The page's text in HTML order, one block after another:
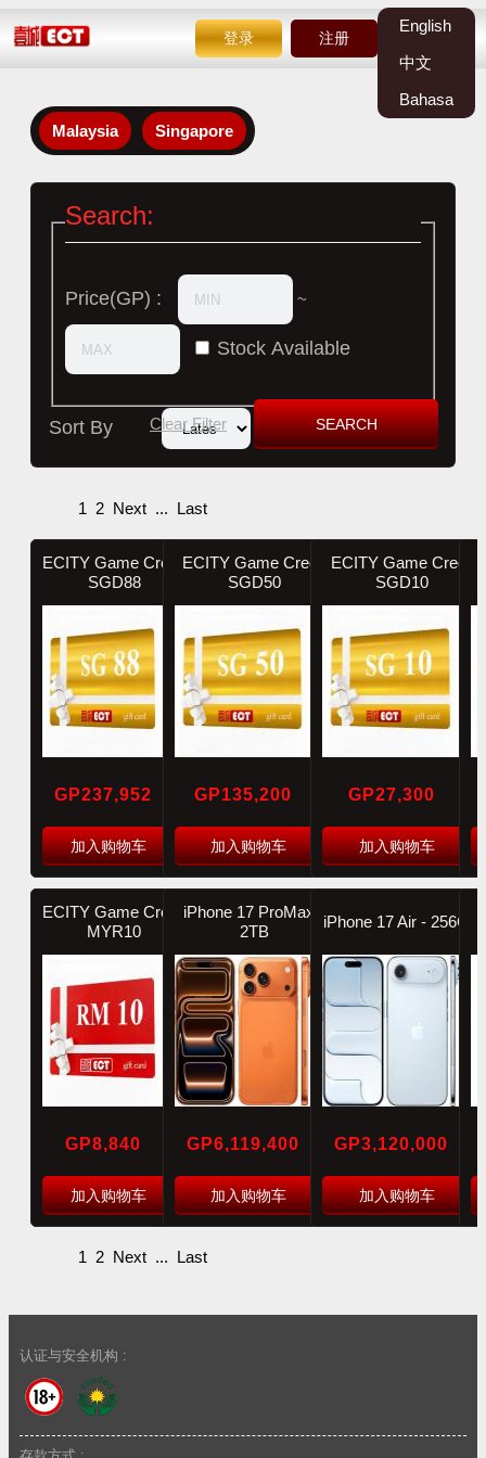
登录 注册
English
中文
Bahasa
Malaysia
Singapore
Search:
Price(GP) : ~
Stock Available
Clear Filter
Sort By
1 2 Next ... Last
ECITY Game Credit
SGD88
GP237,952
加入购物车
ECITY Game Credit
SGD50
GP135,200
加入购物车
ECITY Game Credit
SGD10
GP27,300
加入购物车
ECITY Game Credit
MYR10
GP8,840
加入购物车
iPhone 17 ProMax -
2TB
GP6,119,400
加入购物车
iPhone 17 Air - 256GB
GP3,120,000
加入购物车
1 2 Next ... Last
认证与安全机构 :